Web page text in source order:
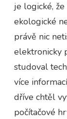
je logické,
ekologické
právě nic
elektronicky
studoval
více
dříve chtěl
počítačové